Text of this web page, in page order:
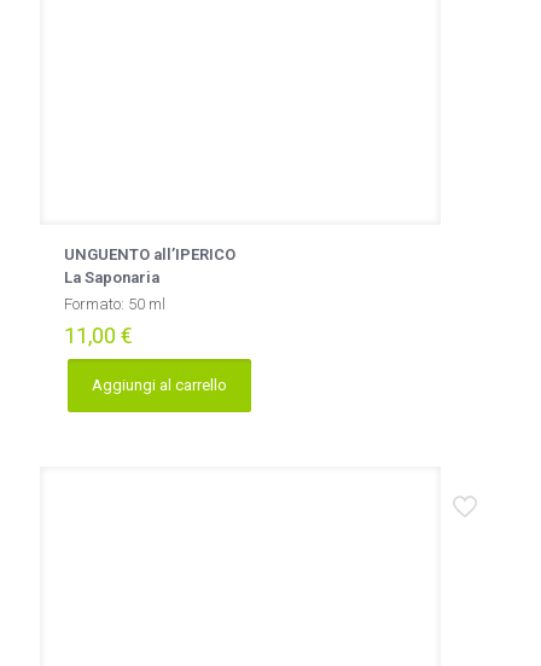
UNGUENTO all’IPERICO
La Saponaria
Formato: 50 ml
11,00 €
Aggiungi al carrello